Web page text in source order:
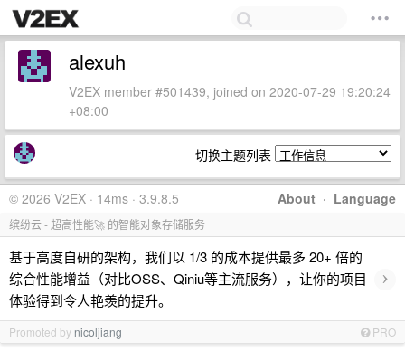
alexuh
V2EX member #501439, joined on 2020-07-29 19:20:24
+08:00
切换主题列表
About · Language
© 2026 V2EX · 14ms · 3.9.8.5
缤纷云 - 超高性能🚀 的智能对象存储服务
基于高度自研的架构，我们以 1/3 的成本提供最多 20+ 倍的
综合性能增益（对比OSS、Qiniu等主流服务），让你的项目
体验得到令人艳羡的提升。
›
Promoted by nicoljiang PRO